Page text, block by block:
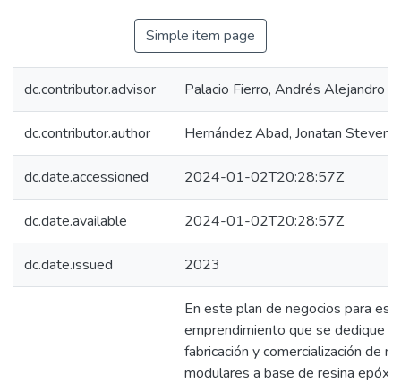
Simple item page
dc.contributor.advisor Palacio Fierro, Andrés Alejandro
dc.contributor.author Hernández Abad, Jonatan Steven
dc.date.accessioned 2024-01-02T20:28:57Z
dc.date.available 2024-01-02T20:28:57Z
dc.date.issued 2023
En este plan de negocios para
emprendimiento que se dedique a
fabricación y comercialización de
modulares a base de resina